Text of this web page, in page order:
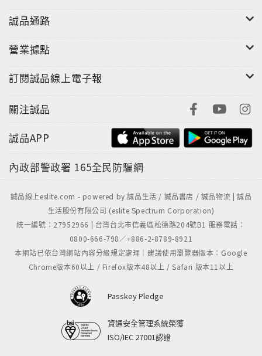
誠品通路
營業據點
訂閱誠品線上電子報
關注誠品
誠品APP
內政部警政署 165全民防騙網
誠品線上eslite.com - powered by 誠品生活 / 誠品書店 / 誠品物流 | 誠品
生活股份有限公司 (eslite Spectrum Corporation)
統一編號：27952966 | 台灣台北市信義區松德路204號B1 服務電話：
0800-666-798／+886-2-8789-8921
本網站已依台灣網站內容分級規定處理｜建議使用瀏覽器版本：Google
Chrome版本60以上 / Firefox版本48以上 / Safari 版本11以上
Passkey Pledge
資通安全管理系統榮獲
ISO/IEC 27001認證